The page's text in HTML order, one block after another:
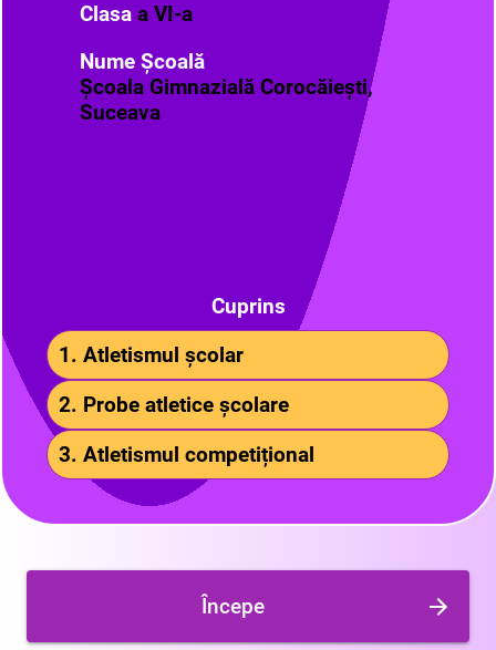
Clasa a VI-a
Nume Școală
Școala Gimnazială Corocăiești,
Suceava
Cuprins
1. Atletismul școlar
2. Probe atletice școlare
3. Atletismul competițional
Începe